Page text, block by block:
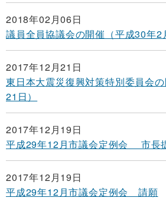
2018年02月06日
議員全員協議会の開催（平成30年2
2017年12月21日
東日本大震災復興対策特別委員会
21日）
2017年12月19日
平成29年12月市議会定例会 市長
2017年12月19日
平成29年12月市議会定例会 請願